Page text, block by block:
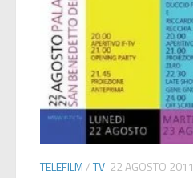
TELEFILM/TV 22 AGOSTO 2011